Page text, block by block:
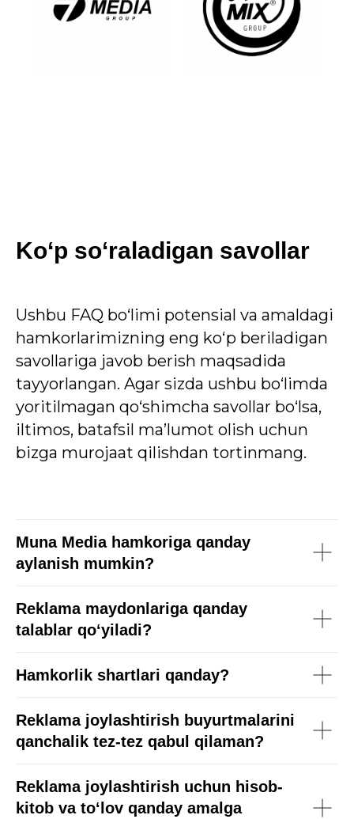
Ko‘p so‘raladigan savollar
Ushbu FAQ bo‘limi potensial va amaldagi
hamkorlarimizning eng ko‘p beriladigan
savollariga javob berish maqsadida
tayyorlangan. Agar sizda ushbu bo‘limda
yoritilmagan qo‘shimcha savollar bo‘lsa,
iltimos, batafsil ma’lumot olish uchun
bizga murojaat qilishdan tortinmang.
Muna Media hamkoriga qanday
aylanish mumkin?
Reklama maydonlariga qanday
talablar qo‘yiladi?
Hamkorlik shartlari qanday?
Reklama joylashtirish buyurtmalarini
qanchalik tez-tez qabul qilaman?
Reklama joylashtirish uchun hisob-
kitob va to‘lov qanday amalga